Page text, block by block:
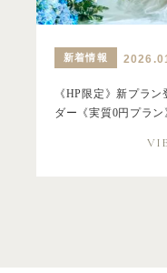
新着情報
《HP限定》新プラ
ダー《実質0円プラン